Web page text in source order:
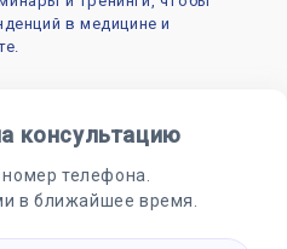
в медицине и
консультацию
телефона.
в ближайшее время.